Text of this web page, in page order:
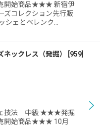
開始商品★★★ 新宿伊
ズコレクション先行販
シェとペレンク…
ックレス（発掘） 959
ェ技法 中級 ★★★発掘
開始商品★★★ 10月